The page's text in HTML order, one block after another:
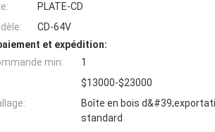
PLATE-CD
CD-64V
et expédition:
min:
1
$13000-$23000
Boîte en bois
standard